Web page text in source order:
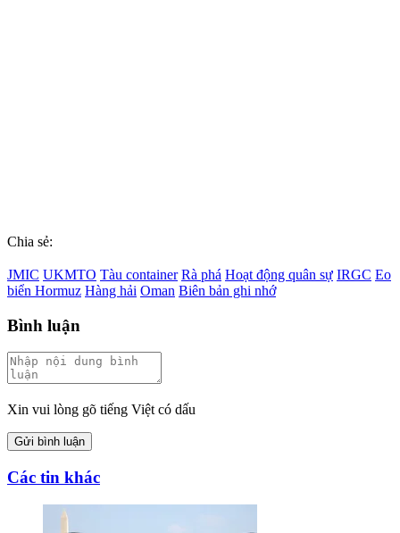
Chia sẻ:
JMIC UKMTO Tàu container Rà phá Hoạt động quân sự IRGC Eo
biển Hormuz Hàng hải Oman Biên bản ghi nhớ
Bình luận
Xin vui lòng gõ tiếng Việt có dấu
Gửi bình luận
Các tin khác